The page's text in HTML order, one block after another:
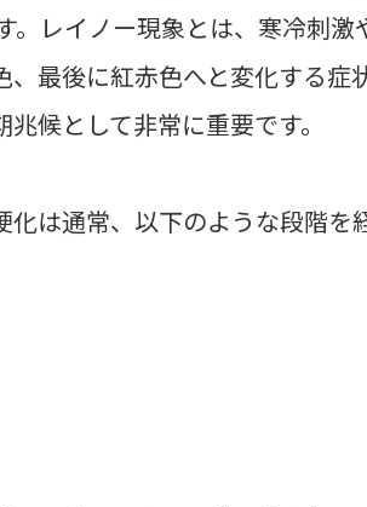
。レイノー現象とは、寒冷刺激
最後に紅赤色へと変化する症
候として非常に重要です。
化は通常、以下のような段階を